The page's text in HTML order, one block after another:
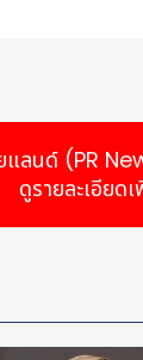
แลนด์ (PR
ดูรายละเอียด